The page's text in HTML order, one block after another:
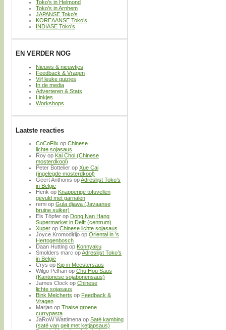
Toko’s in Helmond
Toko’s in Arnhem
JAPANSE Toko’s
KOREAANSE Toko’s
INDIASE Toko’s
EN VERDER NOG
Nieuws & nieuwtjes
Feedback & Vragen
Vijf leuke quizjes
In de media
Adverteren & Stats
Linkjes
Workshops
Laatste reacties
CoCoFlix op Chinese
lichte sojasaus
Roy op Kai Choi (Chinese
mosterdkool)
Peter Bottelier op Xue Cai
(ingelegde mosterdkool)
Geert Anthonis opAdreslijst Toko’s
in België
Henk op Knapperige tofuvellen
gevuld met garnalen
remi op Gula djawa (Javaanse
bruine suiker)
Els Töpfer op Dong Nan Hang
Supermarket in Delft (centrum)
Xuper op Chinese lichte sojasaus
Joyce Kromodirijo op Oriental in ’s
Hertogenbosch
Daan Hutting op Konnyaku
Smolders marc opAdreslijst Toko’s
in België
Crys op Kip in Meestersaus
Wilgo Pelhan op Chu Hou Saus
(Kantonese sojabonensaus)
James Clock op Chinese
lichte sojasaus
Bink Melcherts op Feedback &
Vragen
Marjan op Thaise groene
currypasta
JaRoW Wattimena op Saté kambing
(saté van geit met ketjapsaus)